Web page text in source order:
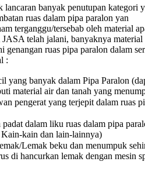
lancaran banyak penutupan kategori
ruas dalam pipa paralon yan
terganggu/tersebab oleh material
telah jalani, banyaknya material
genangan ruas pipa paralon dalam
:
yang banyak dalam Pipa Paralon
material air dan tanah yang
pengerat yang terjepit dalam ruas
dalam liku ruas dalam pipa
kain dan lain-lainnya)
Lemak beku dan menumpuk
di hancurkan lemak dengan mesin